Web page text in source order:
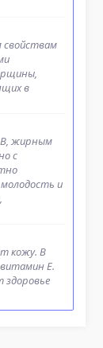
свойствам
в
В, жирным
с
и
кожу. В
Е.
здоровье